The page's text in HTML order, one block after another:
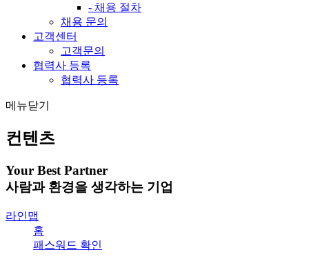
- 채용 절차
채용 문의
고객센터
고객문의
협력사 등록
협력사 등록
메뉴닫기
컨텐츠
Your Best Partner
사람과 환경을 생각하는 기업
라인맵
홈
패스워드 확인